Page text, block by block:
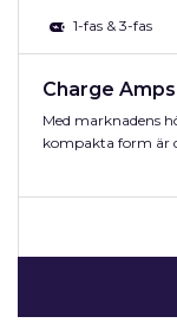
1-fas & 3-fas
Charge
Med marknadens
kompakta form är